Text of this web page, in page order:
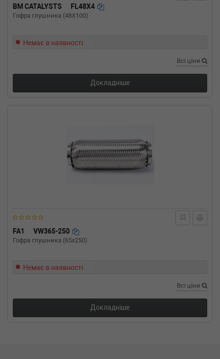
BM CATALYSTS FL48X4
Гофра глушника (48X100)
Немає в наявності
Всі ціни
Докладніше
FA1 VW365-250
Гофра глушника (65x250)
Немає в наявності
Всі ціни
Докладніше